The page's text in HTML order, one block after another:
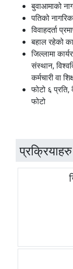
बुवाआमाको
पतिको
विवाहदर्ता
बहाल रहेको
जिल्लामा
संस्थान,
कर्मचारी वा
फोटो ६
फोटो
प्रक्रियाहरु